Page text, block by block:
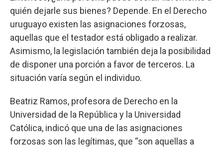
quién dejarle sus bienes? Depende. En el Derecho
uruguayo existen las asignaciones forzosas,
aquellas que el testador está obligado a realizar.
Asimismo, la legislación también deja la posibilidad
de disponer una porción a favor de terceros. La
situación varía según el individuo.
Beatriz Ramos, profesora de Derecho en la
Universidad de la República y la Universidad
Católica, indicó que una de las asignaciones
forzosas son las legítimas, que “son aquellas a